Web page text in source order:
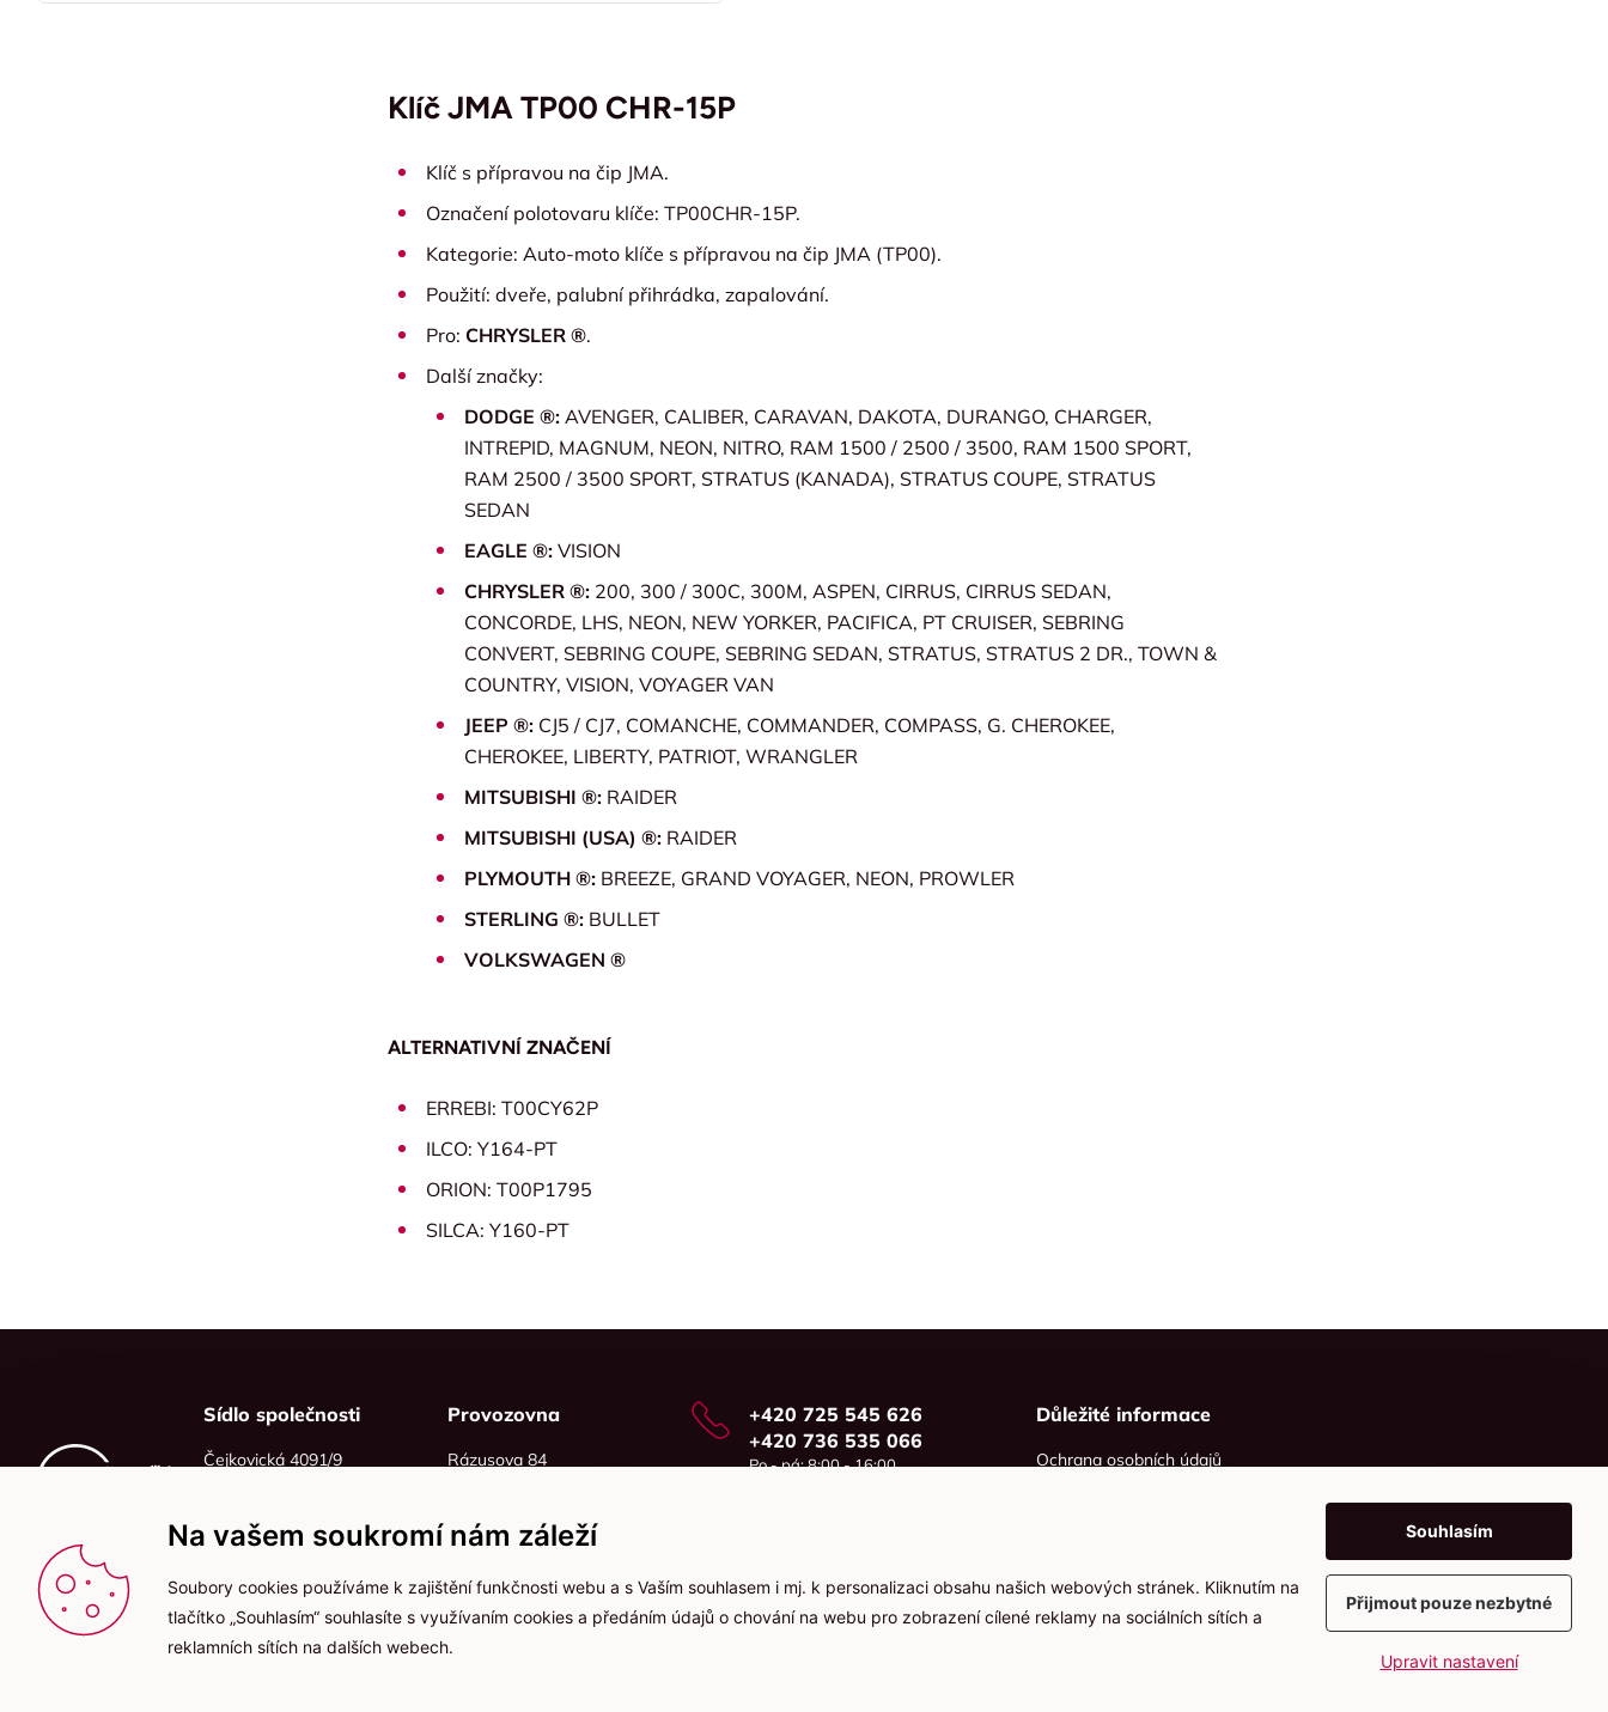
Klíč JMA TP00 CHR-15P
Klíč s přípravou na čip JMA.
Označení polotovaru klíče: TP00CHR-15P.
Kategorie: Auto-moto klíče s přípravou na čip JMA (TP00).
Použití: dveře, palubní přihrádka, zapalování.
Pro: CHRYSLER ®.
Další značky:
DODGE ®: AVENGER, CALIBER, CARAVAN, DAKOTA, DURANGO, CHARGER,
INTREPID, MAGNUM, NEON, NITRO, RAM 1500 / 2500 / 3500, RAM 1500 SPORT,
RAM 2500 / 3500 SPORT, STRATUS (KANADA), STRATUS COUPE, STRATUS
SEDAN
EAGLE ®: VISION
CHRYSLER ®: 200, 300 / 300C, 300M, ASPEN, CIRRUS, CIRRUS SEDAN,
CONCORDE, LHS, NEON, NEW YORKER, PACIFICA, PT CRUISER, SEBRING
CONVERT, SEBRING COUPE, SEBRING SEDAN, STRATUS, STRATUS 2 DR., TOWN &
COUNTRY, VISION, VOYAGER VAN
JEEP ®: CJ5 / CJ7, COMANCHE, COMMANDER, COMPASS, G. CHEROKEE,
CHEROKEE, LIBERTY, PATRIOT, WRANGLER
MITSUBISHI ®: RAIDER
MITSUBISHI (USA) ®: RAIDER
PLYMOUTH ®: BREEZE, GRAND VOYAGER, NEON, PROWLER
STERLING ®: BULLET
VOLKSWAGEN ®
ALTERNATIVNÍ ZNAČENÍ
ERREBI: T00CY62P
ILCO: Y164-PT
ORION: T00P1795
SILCA: Y160-PT
Sídlo společnosti
Čejkovická 4091/9
IČO: 06215319
DIČ: CZ06215319
Provozovna
Rázusova 84
+420 725 545 626
+420 736 535 066
Po - pá: 8:00 - 16:00
Důležité informace
Ochrana osobních údajů
VytvořilwebProgress
Na vašem soukromí nám záleží
Soubory cookies používáme k zajištění funkčnosti webu a s Vaším souhlasem i mj. k personalizaci obsahu našich webových stránek. Kliknutím na
tlačítko „Souhlasím“ souhlasíte s využívaním cookies a předáním údajů o chování na webu pro zobrazení cílené reklamy na sociálních sítích a
reklamních sítích na dalších webech.
Souhlasím
Přijmout pouze nezbytné
Upravit nastavení